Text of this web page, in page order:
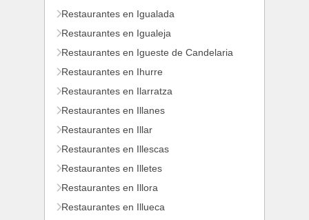
Restaurantes en Igualada
Restaurantes en Igualeja
Restaurantes en Igueste de Candelaria
Restaurantes en Ihurre
Restaurantes en Ilarratza
Restaurantes en Illanes
Restaurantes en Illar
Restaurantes en Illescas
Restaurantes en Illetes
Restaurantes en Illora
Restaurantes en Illueca